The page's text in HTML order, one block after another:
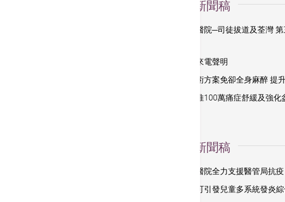
新聞稿
香港港安醫院─司徒拔道及荃灣
提防偽冒來電聲明
新一代手術方案免卻全身麻醉 提
香港港安推100萬痛症舒緩及強
新聞稿
香港港安醫院全力支援醫管局
新冠病毒可引發兒童多系統發炎